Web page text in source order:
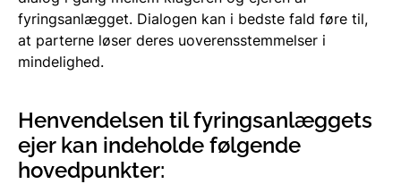
fyringsanlægget. Dialogen kan i bedste fald føre til,
at parterne løser deres uoverensstemmelser i
mindelighed.
Henvendelsen til fyringsanlæggets
ejer kan indeholde følgende
hovedpunkter: